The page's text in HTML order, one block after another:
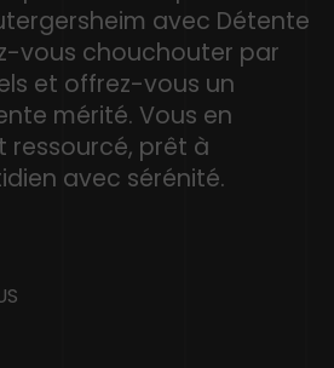
avec Détente
vous chouchouter par
et offrez-vous un
mérité. Vous en
ressourcé, prêt à
avec sérénité.